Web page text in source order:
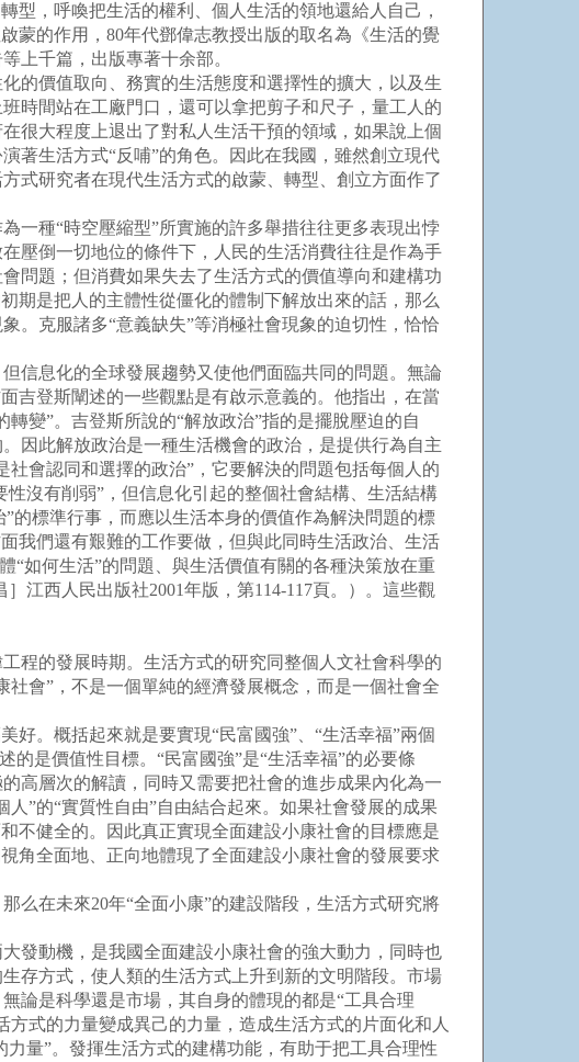
型，呼喚把生活的權利、個人生活的領地還給人自己，
蒙的作用，80年代鄧偉志教授出版的取名為《生活的覺
上千篇，出版專著十余部。
價值取向、務實的生活態度和選擇性的擴大，以及生
時間站在工廠門口，還可以拿把剪子和尺子，量工人的
很大程度上退出了對私人生活干預的領域，如果說上個
著生活方式“反哺”的角色。因此在我國，雖然創立現代
式研究者在現代生活方式的啟蒙、轉型、創立方面作了
種“時空壓縮型”所實施的許多舉措往往更多表現出悖
壓倒一切地位的條件下，人民的生活消費往往是作為手
問題；但消費如果失去了生活方式的價值導向和建構功
期是把人的主體性從僵化的體制下解放出來的話，那么
。克服諸多“意義缺失”等消極社會現象的迫切性，恰恰
息化的全球發展趨勢又使他們面臨共同的問題。無論
吉登斯闡述的一些觀點是有啟示意義的。他指出，在當
變”。吉登斯所說的“解放政治”指的是擺脫壓迫的自
因此解放政治是一種生活機會的政治，是提供行為自主
會認同和選擇的政治”，它要解決的問題包括每個人的
沒有削弱”，但信息化引起的整個社會結構、生活結構
的標準行事，而應以生活本身的價值作為解決問題的標
我們還有艱難的工作要做，但與此同時生活政治、生活
“如何生活”的問題、與生活價值有關的各種決策放在重
江西人民出版社2001年版，第114-117頁。）。這些觀
的發展時期。生活方式的研究同整個人文社會科學的
會”，不是一個單純的經濟發展概念，而是一個社會全
。概括起來就是要實現“民富國強”、“生活幸福”兩個
的是價值性目標。“民富國強”是“生活幸福”的必要條
高層次的解讀，同時又需要把社會的進步成果內化為一
”的“實質性自由”自由結合起來。如果社會發展的成果
不健全的。因此真正實現全面建設小康社會的目標應是
角全面地、正向地體現了全面建設小康社會的發展要求
在未來20年“全面小康”的建設階段，生活方式研究將
動機，是我國全面建設小康社會的強大動力，同時也
存方式，使人類的生活方式上升到新的文明階段。市場
論是科學還是市場，其自身的體現的都是“工具合理
式的力量變成異己的力量，造成生活方式的片面化和人
量”。發揮生活方式的建構功能，有助于把工具合理性